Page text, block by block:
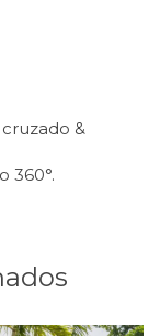
&
360°.